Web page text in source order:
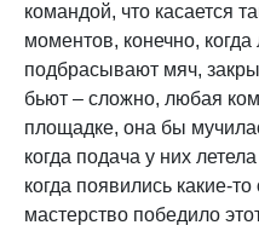
командой, что касается
моментов, конечно,
подбрасывают мяч,
бьют – сложно, любая
площадке, она бы
когда подача у них
когда появились какие-
мастерство победило